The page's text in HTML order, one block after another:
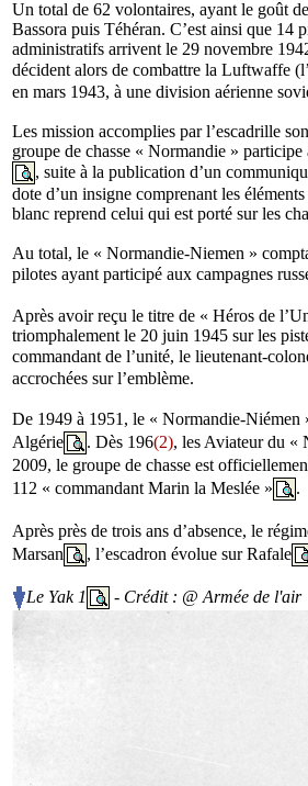
Un total de 62 volontaires, ayant le goût
Bassora puis Téhéran. C’est ainsi que 14
administratifs arrivent le 29 novembre
décident alors de combattre la Luftwaffe
en mars 1943, à une division aérienne
Les mission accomplies par l’escadrille
groupe de chasse « Normandie »
, suite à la publication d’un
dote d’un insigne comprenant les
blanc reprend celui qui est porté sur les
Au total, le « Normandie-Niemen »
pilotes ayant participé aux campagnes
Après avoir reçu le titre de « Héros de
triomphalement le 20 juin 1945 sur les
commandant de l’unité, le lieutenant-
accrochées sur l’emblème.
De 1949 à 1951, le « Normandie-Niémen
Algérie
. Dès 196(2), les Aviateur du «
2009, le groupe de chasse est
112 « commandant Marin la Meslée »
.
Après près de trois ans d’absence, le
Marsan
, l’escadron évolue sur Rafale
Le Yak 1 - Crédit : @ Armée de l'air